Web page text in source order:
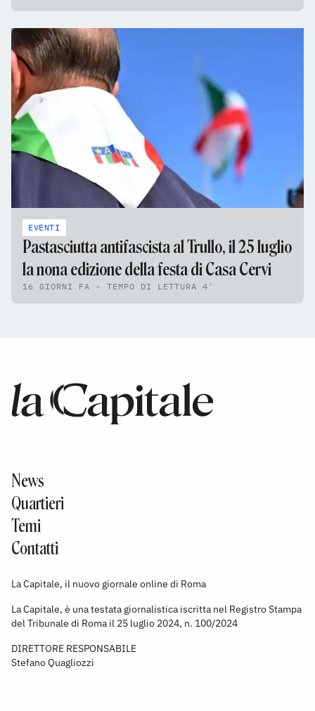
EVENTI
Pastasciutta antifascista al Trullo, il 25 luglio
la nona edizione della festa di Casa Cervi
16 GIORNI FA - TEMPO DI LETTURA 4'
News
Quartieri
Temi
Contatti
La Capitale, il nuovo giornale online di Roma
La Capitale, è una testata giornalistica iscritta nel Registro Stampa
del Tribunale di Roma il 25 luglio 2024, n. 100/2024
DIRETTORE RESPONSABILE
Stefano Quagliozzi